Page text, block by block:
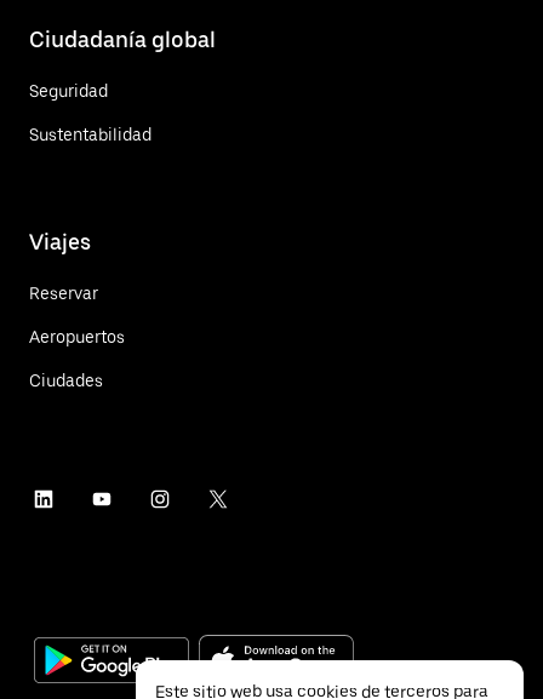
Ciudadanía global
Seguridad
Sustentabilidad
Viajes
Reservar
Aeropuertos
Ciudades
Este sitio web usa cookies de terceros para